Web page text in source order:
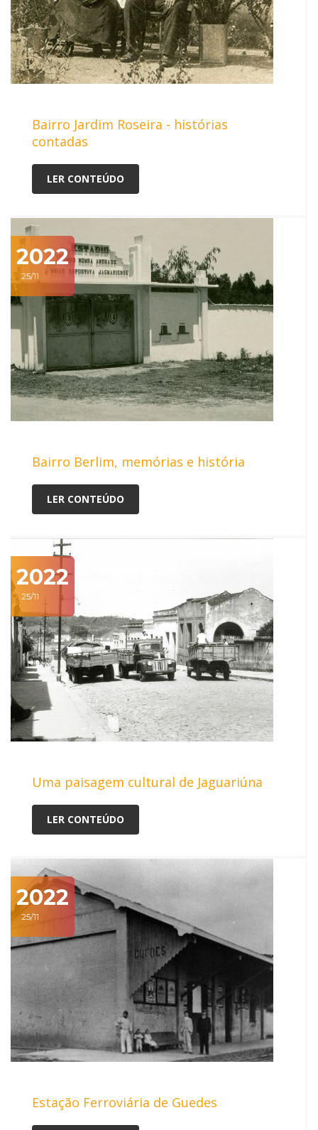
Bairro Jardim Roseira - histórias
contadas
LER CONTEÚDO
2022
25/11
Bairro Berlim, memórias e história
LER CONTEÚDO
2022
25/11
Uma paisagem cultural de Jaguariúna
LER CONTEÚDO
2022
25/11
Estação Ferroviária de Guedes